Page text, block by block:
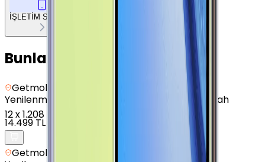
İŞLETİM SİSTEMİ
Bunları da Beğenebilirsin
Getmobil Güvencesi
Yenilenmiş
Samsung Galaxy A54 - 128 GB - Siyah
12x1.208 TL
14.499 TL
Getmobil Güvencesi